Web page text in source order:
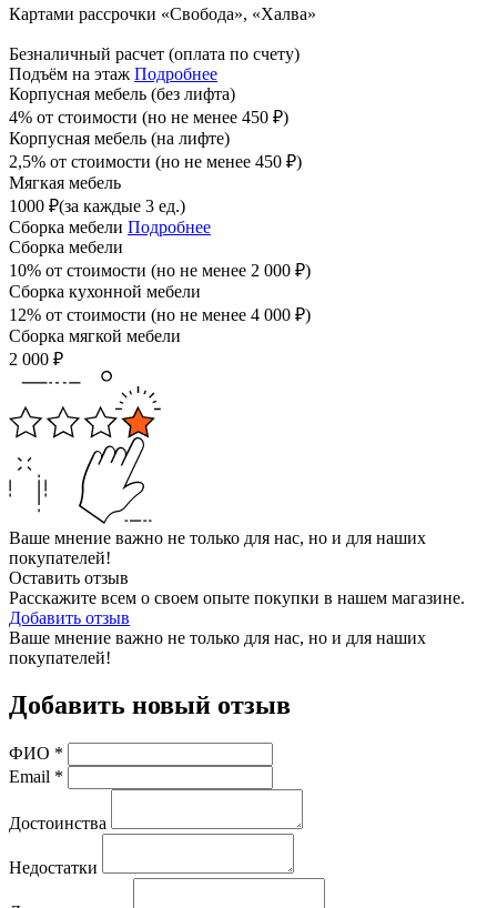
Картами рассрочки «Свобода», «Халва»
Безналичный расчет (оплата по счету)
Подъём на этаж Подробнее
Корпусная мебель (без лифта)
4% от стоимости (но не менее 450 ₽)
Корпусная мебель (на лифте)
2,5% от стоимости (но не менее 450 ₽)
Мягкая мебель
1000 ₽(за каждые 3 ед.)
Сборка мебели Подробнее
Сборка мебели
10% от стоимости (но не менее 2 000 ₽)
Сборка кухонной мебели
12% от стоимости (но не менее 4 000 ₽)
Сборка мягкой мебели
2 000 ₽
Ваше мнение важно не только для нас, но и для наших
покупателей!
Оставить отзыв
Расскажите всем о своем опыте покупки в нашем магазине.
Добавить отзыв
Ваше мнение важно не только для нас, но и для наших
покупателей!
Добавить новый отзыв
ФИО *
Email *
Достоинства
Недостатки